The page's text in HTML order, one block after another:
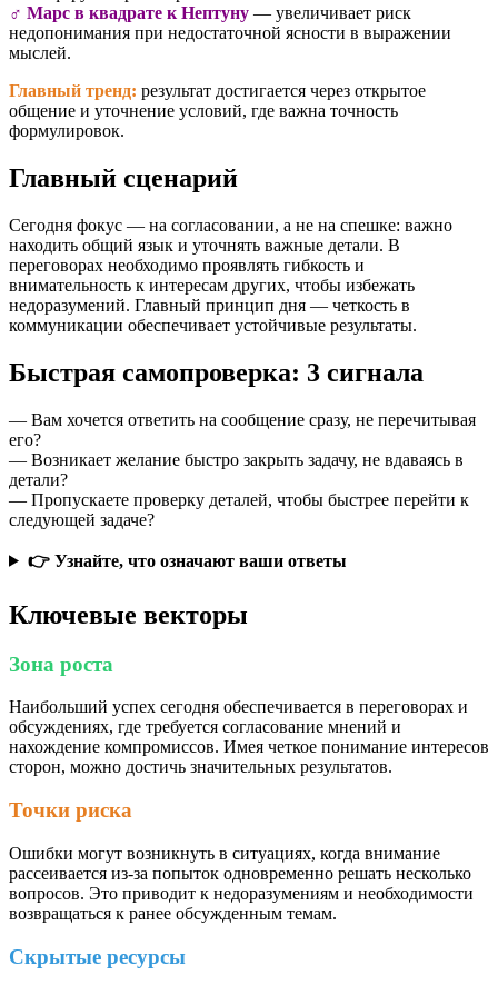
♂️ Марс в квадрате к Нептуну — увеличивает риск
недопонимания при недостаточной ясности в выражении
мыслей.
Главный тренд: результат достигается через открытое
общение и уточнение условий, где важна точность
формулировок.
Главный сценарий
Сегодня фокус — на согласовании, а не на спешке: важно
находить общий язык и уточнять важные детали. В
переговорах необходимо проявлять гибкость и
внимательность к интересам других, чтобы избежать
недоразумений. Главный принцип дня — четкость в
коммуникации обеспечивает устойчивые результаты.
Быстрая самопроверка: 3 сигнала
— Вам хочется ответить на сообщение сразу, не перечитывая
его?
— Возникает желание быстро закрыть задачу, не вдаваясь в
детали?
— Пропускаете проверку деталей, чтобы быстрее перейти к
следующей задаче?
👉 Узнайте, что означают ваши ответы
Ключевые векторы
Зона роста
Наибольший успех сегодня обеспечивается в переговорах и
обсуждениях, где требуется согласование мнений и
нахождение компромиссов. Имея четкое понимание интересов
сторон, можно достичь значительных результатов.
Точки риска
Ошибки могут возникнуть в ситуациях, когда внимание
рассеивается из-за попыток одновременно решать несколько
вопросов. Это приводит к недоразумениям и необходимости
возвращаться к ранее обсужденным темам.
Скрытые ресурсы